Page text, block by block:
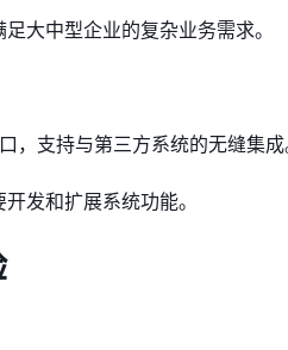
大中型企业的复杂业务需求。
，支持与第三方系统的无缝集成
发和扩展系统功能。